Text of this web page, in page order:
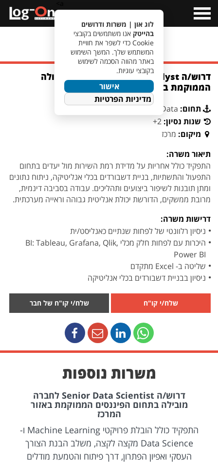
Menu
מעבר לחיפוש משרות
דרוש/ה Data Analyst לחברת ביטוח גדולה
הממוקמת בפתח תקווה
תחום: Data
שנות נסיון: 2+
מיקום: מרכז
תיאור משרה:
התפקיד כולל אחריות על מדידת רמת השירות מול יעדים בתחום
התפעול והתשתיות, בניית דשבורדים בכלי אנליטיקה, ניתוח נתונים
ומתן תובנות לשיפור ביצועים ותהליכים. עבודה בסביבה דינמית,
מרובת ממשקים, הדורשת יכולת אנליטית גבוהה וראייה מערכתית.
דרישות משרה:
ניסיון רלוונטי של לפחות שנתיים כאנליסט/ית
היכרות עם לפחות חלק מכלי BI: Tableau, Grafana, Qlik,
Power BI
שליטה ב- Excel מתקדם
ניסיון בבניית דשבורדים בכלי אנליטיקה
שלח/י קו"ח שלח/י קו"ח של חבר
משרות נוספות
דרוש/ה Senior Data Scientist לחברה
מובילה בתחום הפיננסים הממוקמת באזור
המרכז
התפקיד כולל הובלת פרויקטי Machine Learning ו-
Data Science מקצה לקצה, משלב הבנת הצורך
העסקי ואפיון הפתרון, דרך פיתוח והטמעת מודלים
לוג און | משרות ודרושים
בהייטק אנו משתמשים בקובצי
Cookie כדי לשפר את חוויית
המשתמש שלך. המשך השימוש
באתר מהווה הסכמה לשימוש
בקובצי עוגיות.
אישור
מדיניות הפרטיות